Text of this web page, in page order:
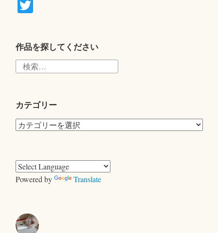
T
r
作品を探してください
カテゴリー
カ
リ
ー
Powered by Translate